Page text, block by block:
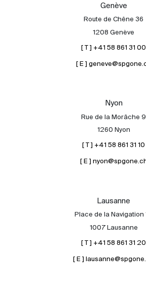
Acheter
International
Vendre
À propos
Genève
Route de Chêne 36
1208 Genève
[ T ] +41 58 861 31 00
[ E ]
Nyon
Rue de la Morâche 9
1260 Nyon
[ T ] +41 58 861 31 10
[ E ]
Lausanne
Place de la Navigation
1007 Lausanne
[ T ] +41 58 861 31 20
[ E ]